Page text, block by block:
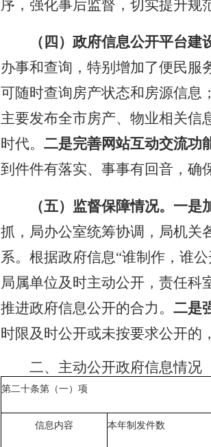
序，强化事后监督，切实提升规
（四）政府信息公开平台建
办事和查询，特别增加了便民服
可随时查询房产状态和房源信息
主要发布全市房产、物业相关信
时代。 二是完善网站互动交流功
到件件有落实、事事有回音，确
（五）监督保障情况。一是
抓，局办公室统筹协调，局机关
系。根据政府信息“谁制作，谁公
局属单位及时主动公开，责任科
推进政府信息公开的合力。 二是
时限及时公开或未按要求公开的
二、主动公开政府信息情况
第二十条第（一）项
信息内容 本年制发件数